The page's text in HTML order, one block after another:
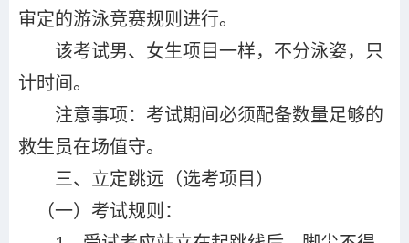
审定的游泳竞赛规则进行。
该考试男、女生项目一样，不分泳姿，只
计时间。
注意事项：考试期间必须配备数量足够的
救生员在场值守。
三、立定跳远
（选考项目）
（一）考试规则：